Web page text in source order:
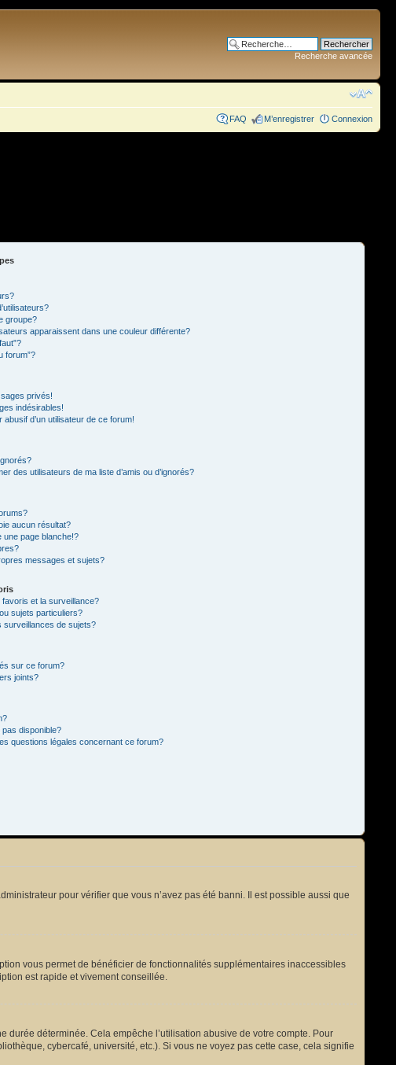
Recherche avancée
FAQ M’enregistrer Connexion
groupe?
apparaissent dans une couleur différente?
forum”?
privés!
indésirables!
d’un utilisateur de ce forum!
des utilisateurs de ma liste d’amis ou d’ignorés?
aucun résultat?
une page blanche!?
messages et sujets?
et la surveillance?
sujets particuliers?
surveillances de sujets?
sur ce forum?
joints?
pas disponible?
questions légales concernant ce forum?
pour vérifier que vous n’avez pas été banni. Il est possible aussi que
vous permet de bénéficier de fonctionnalités supplémentaires inaccessibles
est rapide et vivement conseillée.
durée déterminée. Cela empêche l’utilisation abusive de votre compte. Pour
cybercafé, université, etc.). Si vous ne voyez pas cette case, cela signifie